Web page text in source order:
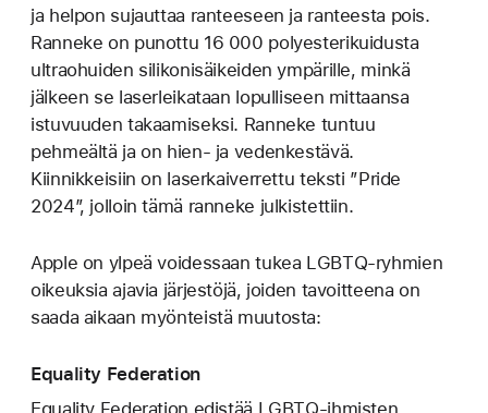
ja helpon sujauttaa ranteeseen ja ranteesta pois.
Ranneke on punottu 16 000 poly­esteri­kuidusta
ultraohuiden silikoni­­säikeiden ympärille, minkä
jälkeen se laser­leikataan lopulliseen mittaansa
istuvuuden takaamiseksi. Ranneke tuntuu
pehmeältä ja on hien‑ ja veden­kestävä.
Kiinnikkeisiin on laserkaiverrettu teksti ”Pride
2024”, jolloin tämä ranneke julkistettiin.
Apple on ylpeä voidessaan tukea LGBTQ-ryhmien
oikeuksia ajavia järjestöjä, joiden tavoitteena on
saada aikaan myönteistä muutosta:
Equality Federation